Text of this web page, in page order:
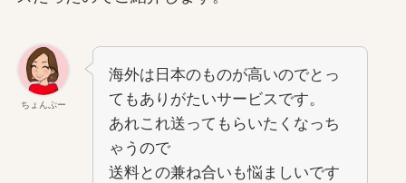
ちょんぷー
海外は日本のものが高いのでとっ
てもありがたいサービスです。
あれこれ送ってもらいたくなっち
ゃうので
送料との兼ね合いも悩ましいです